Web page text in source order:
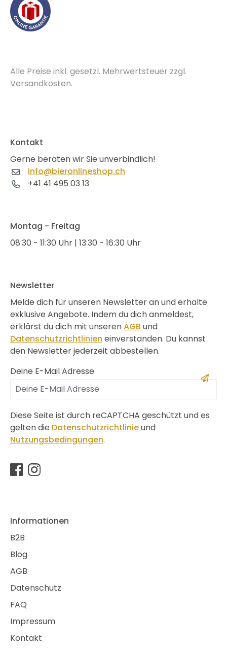
Alle Preise inkl. gesetzl. Mehrwertsteuer zzgl.
Versandkosten.
Kontakt
Gerne beraten wir Sie unverbindlich!
info@bieronlineshop.ch
+41 41 495 03 13
Montag - Freitag
08:30 - 11:30 Uhr | 13:30 - 16:30 Uhr
Newsletter
Melde dich für unseren Newsletter an und erhalte
exklusive Angebote. Indem du dich anmeldest,
erklärst du dich mit unserenAGB und
Datenschutzrichtlinien einverstanden. Du kannst
den Newsletter jederzeit abbestellen.
Deine E-Mail Adresse
Diese Seite ist durch reCAPTCHA geschützt und es
gelten die Datenschutzrichtlinieund
Nutzungsbedingungen.
Informationen
B2B
Blog
AGB
Datenschutz
FAQ
Impressum
Kontakt